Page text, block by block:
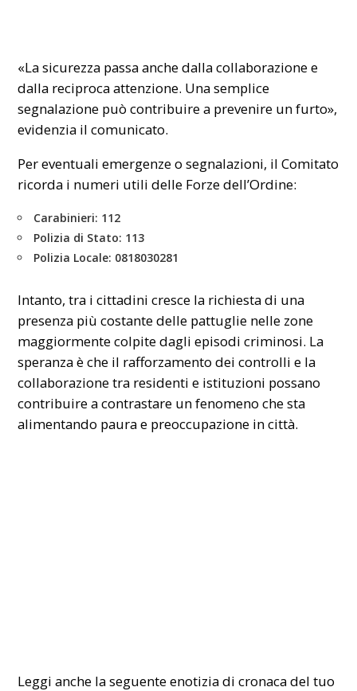
«La sicurezza passa anche dalla collaborazione e
dalla reciproca attenzione. Una semplice
segnalazione può contribuire a prevenire un furto»,
evidenzia il comunicato.
Per eventuali emergenze o segnalazioni, il Comitato
ricorda i numeri utili delle Forze dell’Ordine:
Carabinieri: 112
Polizia di Stato: 113
Polizia Locale: 0818030281
Intanto, tra i cittadini cresce la richiesta di una
presenza più costante delle pattuglie nelle zone
maggiormente colpite dagli episodi criminosi. La
speranza è che il rafforzamento dei controlli e la
collaborazione tra residenti e istituzioni possano
contribuire a contrastare un fenomeno che sta
alimentando paura e preoccupazione in città.
Leggi anche la seguente enotizia di cronaca del tuo